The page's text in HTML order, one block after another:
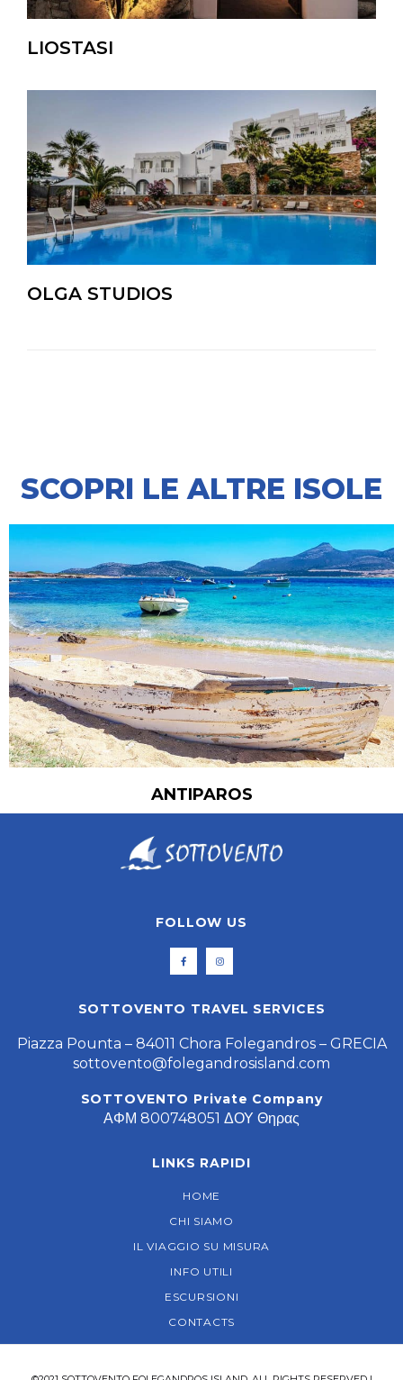
LIOSTASI
OLGA STUDIOS
SCOPRI LE ALTRE ISOLE
ANTIPAROS
FOLLOW US
SOTTOVENTO TRAVEL SERVICES
Piazza Pounta – 84011 Chora Folegandros – GRECIA
sottovento@folegandrosisland.com
SOTTOVENTO Private Company
ΑΦΜ 800748051 ΔΟΥ Θηρας
LINKS RAPIDI
HOME
CHI SIAMO
IL VIAGGIO SU MISURA
INFO UTILI
ESCURSIONI
CONTACTS